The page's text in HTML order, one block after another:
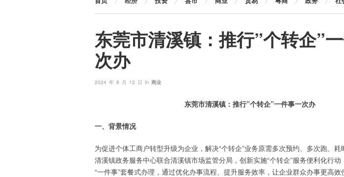
东莞市清溪镇：推行”个转企”
次办
2024 年 8 月 12 日 in 商业
东莞市清溪镇：推行”个转企”一件事一次办
一、背景情况
为促进个体工商户转型升级为企业，解决“个转企”业务原需多次预约、多次跑、
清溪镇政务服务中心联合清溪镇市场监管分局，创新实施“个转企”服务便利化行动
“一件事”套餐式办理，通过优化办事流程、提升服务效率，让企业群众办事更高效